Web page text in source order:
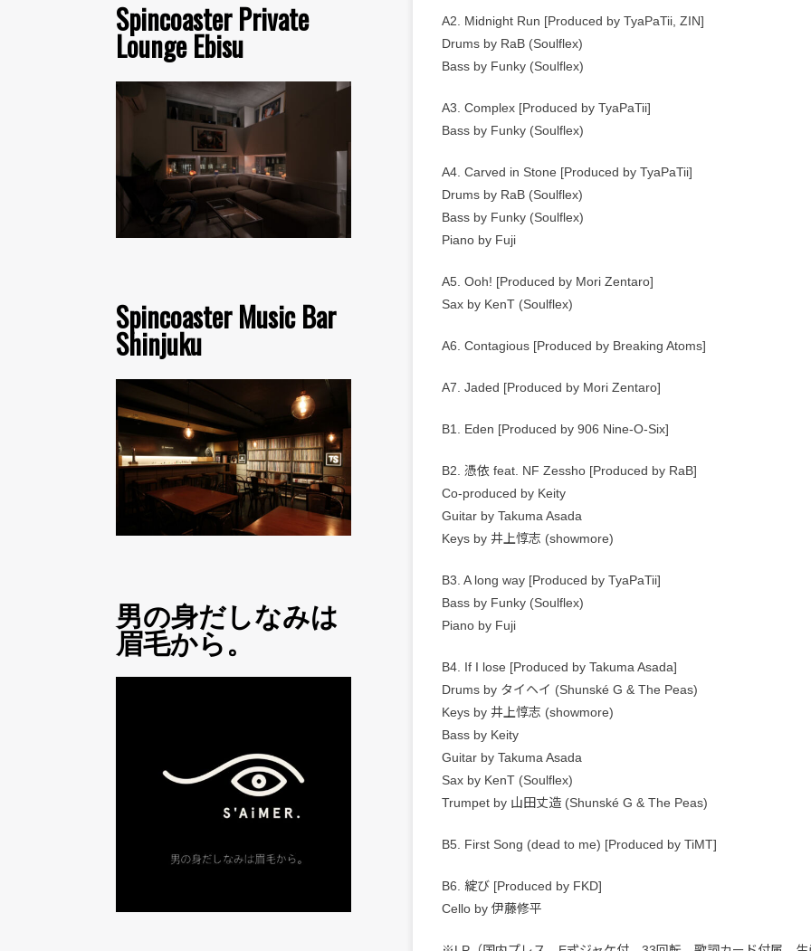
Spincoaster Private
Lounge Ebisu
Spincoaster Music Bar
Shinjuku
男の身だしなみは
眉毛から。
A2. Midnight Run [Produced by TyaPaTii, ZIN]
Drums by RaB (Soulflex)
Bass by Funky (Soulflex)
A3. Complex [Produced by TyaPaTii]
Bass by Funky (Soulflex)
A4. Carved in Stone [Produced by TyaPaTii]
Drums by RaB (Soulflex)
Bass by Funky (Soulflex)
Piano by Fuji
A5. Ooh! [Produced by Mori Zentaro]
Sax by KenT (Soulflex)
A6. Contagious [Produced by Breaking Atoms]
A7. Jaded [Produced by Mori Zentaro]
B1. Eden [Produced by 906 Nine-O-Six]
B2. 憑依 feat. NF Zessho [Produced by RaB]
Co-produced by Keity
Guitar by Takuma Asada
Keys by 井上惇志 (showmore)
B3. A long way [Produced by TyaPaTii]
Bass by Funky (Soulflex)
Piano by Fuji
B4. If I lose [Produced by Takuma Asada]
Drums by タイヘイ (Shunské G & The Peas)
Keys by 井上惇志 (showmore)
Bass by Keity
Guitar by Takuma Asada
Sax by KenT (Soulflex)
Trumpet by 山田丈造 (Shunské G & The Peas)
B5. First Song (dead to me) [Produced by TiMT]
B6. 綻び [Produced by FKD]
Cello by 伊藤修平